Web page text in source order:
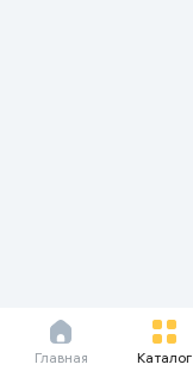
Главная Каталог